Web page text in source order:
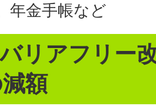
年金手帳など
リアフリー
額